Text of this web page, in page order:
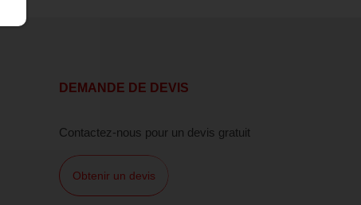
DEMANDE DE DEVIS
Contactez-nous pour un devis gratuit
Obtenir un devis